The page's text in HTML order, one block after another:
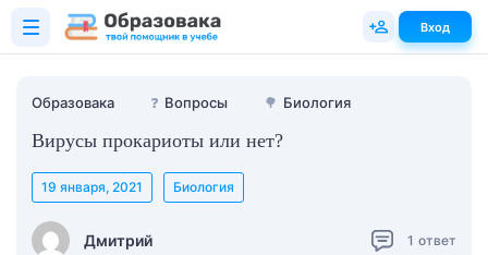
Образовака ❓ Вопросы 🌳 Биология
Вирусы прокариоты или нет?
Дмитрий
19 января, 2021 Биология
1 ответ
Вход